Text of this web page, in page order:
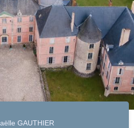
GAUTHIER